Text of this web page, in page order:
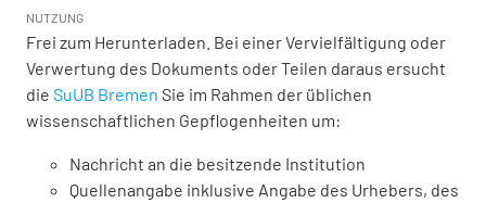
NUTZUNG
Frei zum Herunterladen. Bei einer Vervielfältigung oder
Verwertung des Dokuments oder Teilen daraus ersucht
die SuUB Bremen Sie im Rahmen der üblichen
wissenschaftlichen Gepflogenheiten um:
Nachricht an die besitzende Institution
Quellenangabe inklusive Angabe des Urhebers, des